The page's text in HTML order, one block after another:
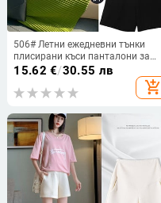
506# Летни ежедневни тънки
плисирани къси панталони за
бременни широки крачоли
Свободни ластични дрехи за
корема на талията за бременни
15.62 €/30.55 лв
add_shopping_cart